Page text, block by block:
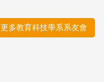
更多教育科技學系系友會